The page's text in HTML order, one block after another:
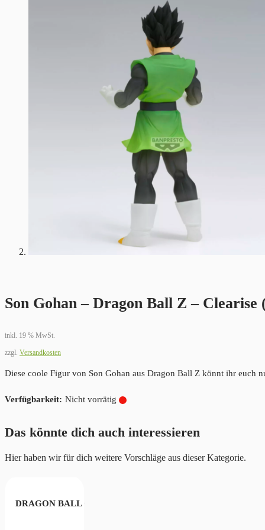
Son Gohan – Dragon Ball Z –
inkl. 19 % MwSt.
zzgl. Versandkosten
Diese coole Figur von Son Gohan aus Dragon Ball Z könnt ihr euch
Nicht vorrätig
Das könnte dich auch interessieren
Hier haben wir für dich weitere Vorschläge aus dieser Kategorie.
SOLID EDGE WORKS SUPER SAIYAN SON GOHAN
DRAGON BALL GT SOLID EDGE WORKS SUPER SAIYAN